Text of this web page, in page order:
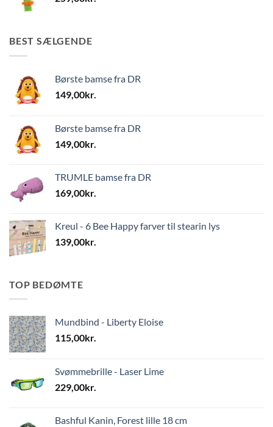
BEST SÆLGENDE
Børste bamse fra DR
149,00kr.
Børste bamse fra DR
149,00kr.
TRUMLE bamse fra DR
169,00kr.
Kreul - 6 Bee Happy farver til stearin lys
139,00kr.
TOP BEDØMTE
Mundbind - Liberty Eloise
115,00kr.
Svømmebrille - Laser Lime
229,00kr.
Bashful Kanin, Forest lille 18 cm